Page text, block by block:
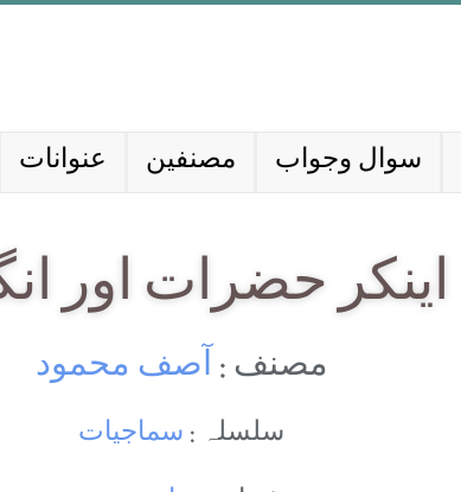
عنوانات مصنفین سوال وجواب
اينكر حضرات اور
مصنف : آصف محمود
سلسلہ : سماجیات